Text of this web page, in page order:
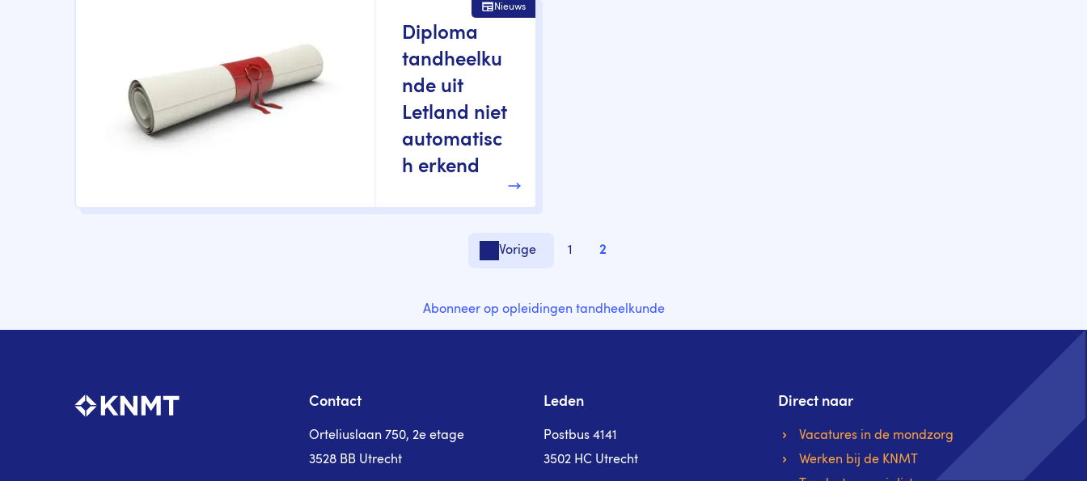
Diploma
tandheelku
nde uit
Letland niet
automatisc
h erkend
Nieuws
Vorige pagina
Vorige
1
2
Abonneer op opleidingen tandheelkunde
Contact
Orteliuslaan 750, 2e etage
3528 BB Utrecht
Leden
Postbus 4141
3502 HC Utrecht
Direct naar
Vacatures in de mondzorg
Werken bij de KNMT